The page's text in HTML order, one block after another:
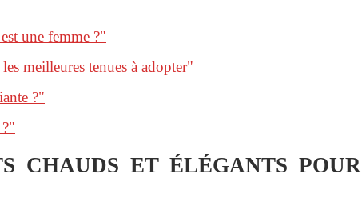
une femme ?"
meilleures tenues à adopter"
?"
CHAUDS ET ÉLÉGANTS POUR